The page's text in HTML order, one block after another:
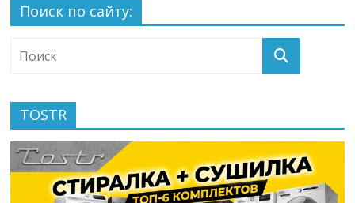
Поиск по сайту:
TOSTR